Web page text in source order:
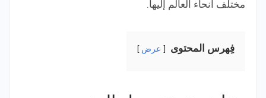
مختلف أنحاء العالم إليها.
فِهرس المحتوى عرض